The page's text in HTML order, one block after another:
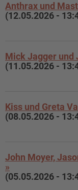
Anthrax und
(12.05.2026 -
Mick Jagger und
(11.05.2026 -
Kiss und Greta
(08.05.2026 -
John Moyer,
»
(05.05.2026 -